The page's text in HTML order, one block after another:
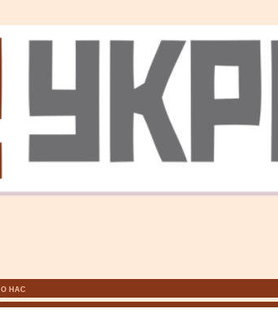
О НАС